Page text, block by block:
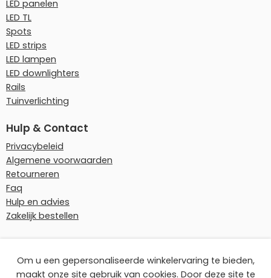
LED panelen
LED TL
Spots
LED strips
LED lampen
LED downlighters
Rails
Tuinverlichting
Hulp & Contact
Privacybeleid
Algemene voorwaarden
Retourneren
Faq
Hulp en advies
Zakelijk bestellen
Om u een gepersonaliseerde winkelervaring te bieden,
maakt onze site gebruik van cookies. Door deze site te